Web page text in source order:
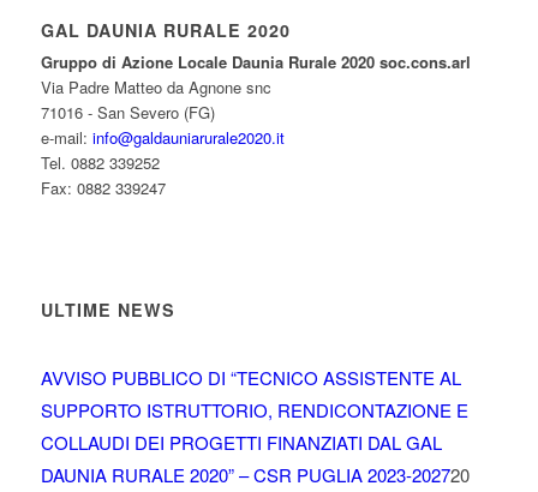
GAL DAUNIA RURALE 2020
Gruppo di Azione Locale Daunia Rurale 2020 soc.cons.arl
Via Padre Matteo da Agnone snc
71016 - San Severo (FG)
e-mail: info@galdauniarurale2020.it
Tel. 0882 339252
Fax: 0882 339247
ULTIME NEWS
AVVISO PUBBLICO DI “TECNICO ASSISTENTE AL
SUPPORTO ISTRUTTORIO, RENDICONTAZIONE E
COLLAUDI DEI PROGETTI FINANZIATI DAL GAL
DAUNIA RURALE 2020” – CSR PUGLIA 2023-202720